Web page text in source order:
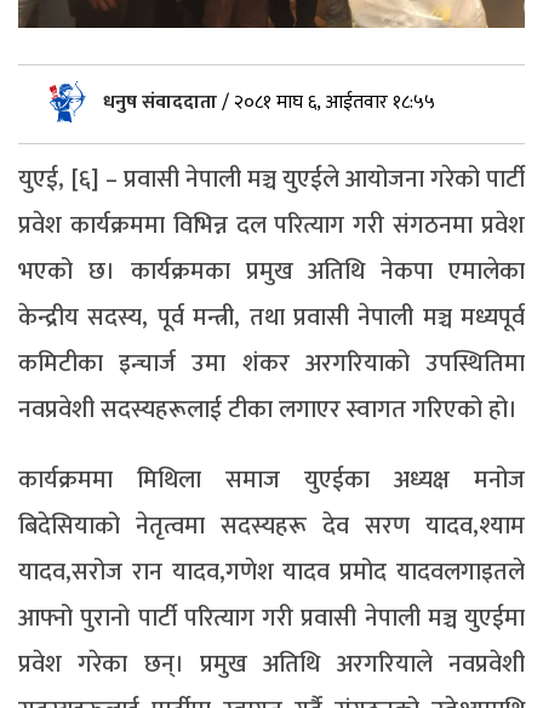
धनुष संवाददाता/२०८१ माघ ६, आईतवार १८:५५
युएई, [६] – प्रवासी नेपाली मञ्च युएईले आयोजना गरेको पार्टी
प्रवेश कार्यक्रममा विभिन्न दल परित्याग गरी संगठनमा प्रवेश
भएको छ। कार्यक्रमका प्रमुख अतिथि नेकपा एमालेका
केन्द्रीय सदस्य, पूर्व मन्त्री, तथा प्रवासी नेपाली मञ्च मध्यपूर्व
कमिटीका इन्चार्ज उमा शंकर अरगरियाको उपस्थितिमा
नवप्रवेशी सदस्यहरूलाई टीका लगाएर स्वागत गरिएको हो।
कार्यक्रममा मिथिला समाज युएईका अध्यक्ष मनोज
बिदेसियाको नेतृत्वमा सदस्यहरू देव सरण यादव,श्याम
यादव,सरोज रान यादव,गणेश यादव प्रमोद यादवलगाइतले
आफ्नो पुरानो पार्टी परित्याग गरी प्रवासी नेपाली मञ्च युएईमा
प्रवेश गरेका छन्। प्रमुख अतिथि अरगरियाले नवप्रवेशी